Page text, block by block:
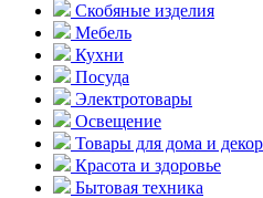
Скобяные изделия
Мебель
Кухни
Посуда
Электротовары
Освещение
Товары для дома и
Красота и здоровье
Бытовая техника